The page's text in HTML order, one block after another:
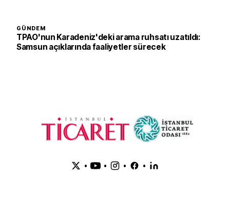
GÜNDEM
TPAO'nun Karadeniz'deki arama ruhsatı uzatıldı:
Samsun açıklarında faaliyetler sürecek
• • • •